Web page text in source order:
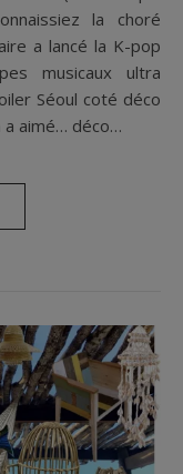
la choré
a lancé la K-pop
musicaux ultra
Séoul coté déco
a aimé… déco…